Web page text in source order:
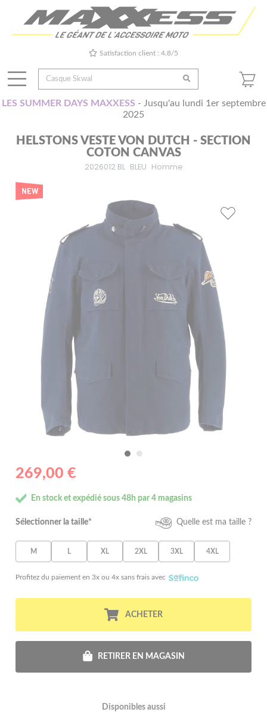
Satisfaction client : 4.8/5
LES SUMMER DAYS MAXXESS - Jusqu'au lundi 1er septembre
2025
HELSTONS VESTE VON DUTCH - SECTION
COTON CANVAS
2026012 BL BLEU Homme
NEW
269,00 €
En stock et expédié sous 48h par 4 magasins
Sélectionner la taille* Quelle est ma taille ?
M L XL 2XL 3XL 4XL
Profitez du paiement en 3x ou 4x sans frais avec
ACHETER
RETIRER EN MAGASIN
Disponibles aussi